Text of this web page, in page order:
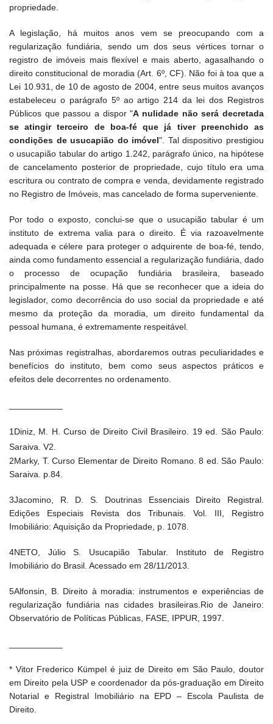
propriedade.
A legislação, há muitos anos vem se preocupando com a
regularização fundiária, sendo um dos seus vértices tornar o
registro de imóveis mais flexível e mais aberto, agasalhando o
direito constitucional de moradia (Art. 6º, CF). Não foi à toa que a
Lei 10.931, de 10 de agosto de 2004, entre seus muitos avanços
estabeleceu o parágrafo 5º ao artigo 214 da lei dos Registros
Públicos que passou a dispor "A nulidade não será decretada
se atingir terceiro de boa-fé que já tiver preenchido as
condições de usucapião do imóvel". Tal dispositivo prestigiou
o usucapião tabular do artigo 1.242, parágrafo único, na hipótese
de cancelamento posterior de propriedade, cujo título era uma
escritura ou contrato de compra e venda, devidamente registrado
no Registro de Imóveis, mas cancelado de forma superveniente.
Por todo o exposto, conclui-se que o usucapião tabular é um
instituto de extrema valia para o direito. É via razoavelmente
adequada e célere para proteger o adquirente de boa-fé, tendo,
ainda como fundamento essencial a regularização fundiária, dado
o processo de ocupação fundiária brasileira, baseado
principalmente na posse. Há que se reconhecer que a ideia do
legislador, como decorrência do uso social da propriedade e até
mesmo da proteção da moradia, um direito fundamental da
pessoal humana, é extremamente respeitável.
Nas próximas registralhas, abordaremos outras peculiaridades e
benefícios do instituto, bem como seus aspectos práticos e
efeitos dele decorrentes no ordenamento.
1Diniz, M. H. Curso de Direito Civil Brasileiro. 19 ed. São Paulo:
Saraiva. V2.
2Marky, T. Curso Elementar de Direito Romano. 8 ed. São Paulo:
Saraiva. p.84.
3Jacomino, R. D. S. Doutrinas Essenciais Direito Registral.
Edições Especiais Revista dos Tribunais. Vol. III, Registro
Imobiliário: Aquisição da Propriedade, p. 1078.
4NETO, Júlio S. Usucapião Tabular. Instituto de Registro
Imobiliário do Brasil. Acessado em 28/11/2013.
5Alfonsin, B. Direito à moradia: instrumentos e experiências de
regularização fundiária nas cidades brasileiras.Rio de Janeiro:
Observatório de Políticas Públicas, FASE, IPPUR, 1997.
* Vitor Frederico Kümpel é juiz de Direito em São Paulo, doutor
em Direito pela USP e coordenador da pós-graduação em Direito
Notarial e Registral Imobiliário na EPD – Escola Paulista de
Direito.